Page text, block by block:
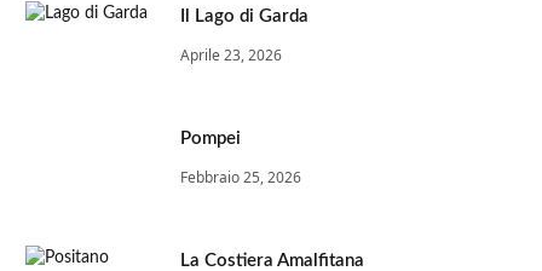
Il Lago di Garda
Aprile 23, 2026
Pompei
Febbraio 25, 2026
La Costiera Amalfitana